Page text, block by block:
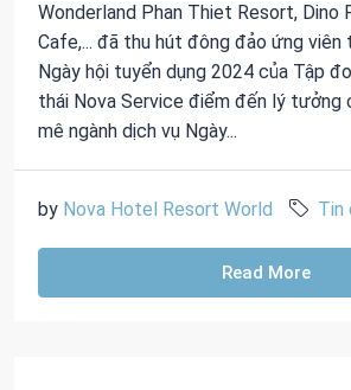
Wonderland Phan Thiet Resort, Dino
Cafe,... đã thu hút đông đảo ứng viên
Ngày hội tuyển dụng 2024 của Tập
thái Nova Service điểm đến lý tưởng
mê ngành dịch vụ Ngày...
by Nova Hotel Resort World Tin
Read More